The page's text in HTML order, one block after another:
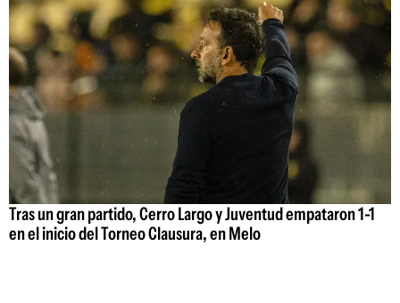
Tras un gran partido, Cerro Largo y Juventud empataron 1-1
en el inicio del Torneo Clausura, en Melo